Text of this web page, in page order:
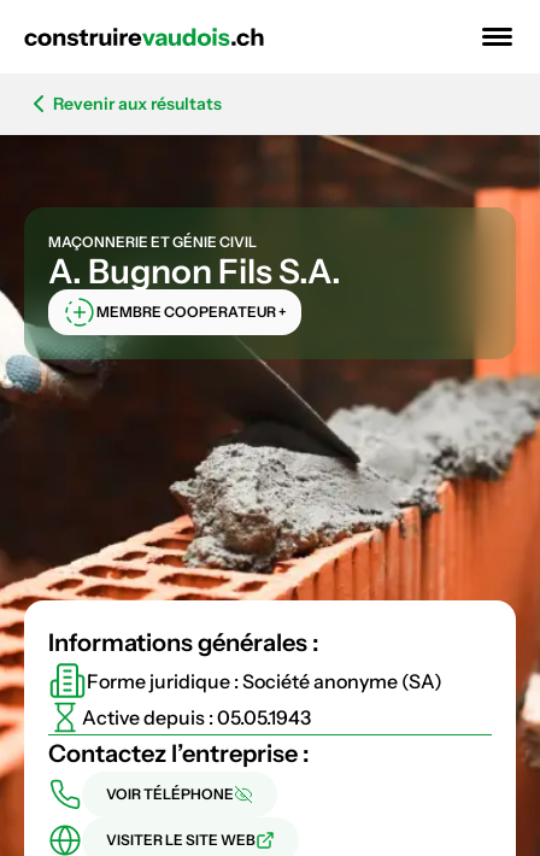
Revenir aux résultats
MAÇONNERIE ET GÉNIE CIVIL
A. Bugnon Fils S.A.
MEMBRE COOPERATEUR +
Informations générales :
Forme juridique : Société anonyme (SA)
Active depuis : 05.05.1943
Contactez l’entreprise :
VOIR TÉLÉPHONE
VISITER LE SITE WEB